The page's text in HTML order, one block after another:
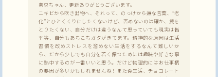
奈央ちゃん、更新ありがとうございます。
ニキビから吹き出物へ、それって、のっけから嫌な言葉、”老
化”とひとくくりにしたくないけど、否めないのは確か、歳を
とりたくない、自分だけは違うなんて思っていても現実は皆
平等、自分もあちこちガタがきてます。精神的な原因は生活
習慣を改めストレスを溜めない生活をするなんて難しいか
ら、だから少しでも自分を若く保つためには趣味や好きな事
に熱中するのが一番いいと思う。だけど物理的にはお仕事柄
の要因が多いかもしれませんね！また食生活、チョコレート